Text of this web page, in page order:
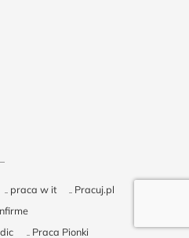
praca w it
Pracuj.pl
Praca Pionki